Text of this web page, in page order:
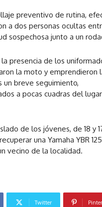
preventivo de rutina,
a dos personas ocultas
sospechosa junto a un
presencia de los
la moto y emprendieron
un breve seguimiento,
a pocas cuadras del
de los jóvenes, de 18 y
una Yamaha YBR
vecino de la localidad.
Twitter